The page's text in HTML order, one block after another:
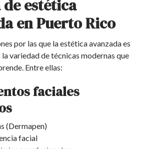
estética
en Puerto Rico
por las que la estética avanzada es
variedad de técnicas modernas que
Entre ellas:
faciales
(Dermapen)
facial